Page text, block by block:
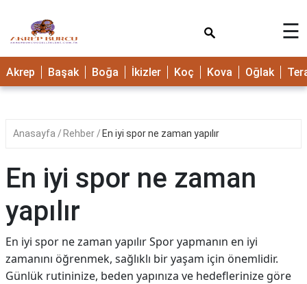
☰
Akrep Başak Boğa İkizler Koç Kova Oğlak
Anasayfa Rehber En iyi spor ne zaman yapılır
En iyi spor ne zaman
yapılır
En iyi spor ne zaman yapılır Spor yapmanın en iyi
zamanını öğrenmek, sağlıklı bir yaşam için önemlidir.
Günlük rutininize, beden yapınıza ve hedeflerinize göre